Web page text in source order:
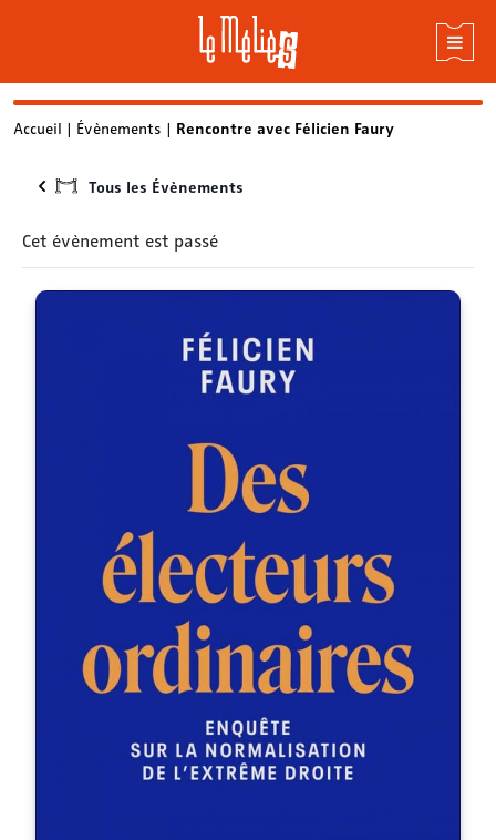
Skip
content
Accueil | Évènements | Rencontre avec Félicien Faury
Tous les Évènements
Cet évènement est passé